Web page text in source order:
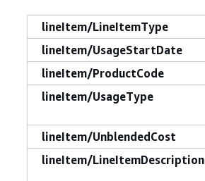
lineItem/LineItemType
lineItem/UsageStartDate
lineItem/ProductCode
lineItem/UsageType
lineItem/UnblendedCost
lineItem/LineItemDescription